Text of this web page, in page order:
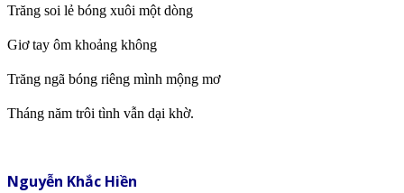
Trăng soi lẻ bóng xuôi một dòng
Giơ tay ôm khoảng không
Trăng ngã bóng riêng mình mộng mơ
Tháng năm trôi tình vẫn dại khờ.
Nguyễn Khắc Hiền